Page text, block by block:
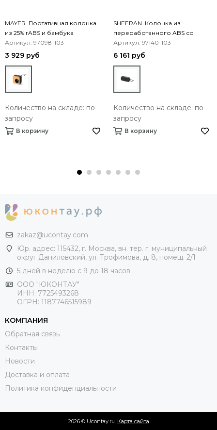
MAYER. Портативная колонка
из 25% rABS и бамбука
Артикул: 97098-103
3 929 руб
Количество на складе: по
запросу
В корзину
SHEERAN. Колонка из
переработанного ABS со
встроенным микрофоном
Артикул: 97140-103
6 161 руб
Количество на складе: по
запросу
В корзину
zakaz@ucontay.com
Юр. адрес: 115432, г. Москва, вн. тер. г. муниципальный
округ Даниловский, ул. Трофимова, д. 8, помещ. 2/1
5 дней в неделю с 9 до 18 часов
ООО "ЮКОНТАУ"
ИНН: 7725493268
ОГРН: 1187746515989
КОМПАНИЯ
Обратная связь
Контакты
Новости
Доставка и оплата
Политика конфиденциальности
2026 © Ucontay.ru. Карта сайта